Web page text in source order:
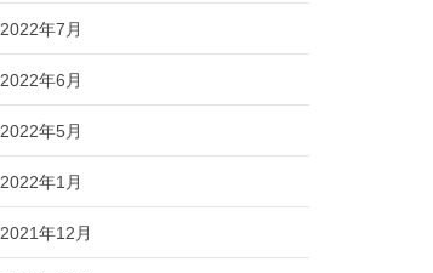
2022年7月
2022年6月
2022年5月
2022年1月
2021年12月